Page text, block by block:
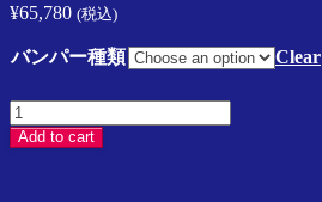
ス
フ
／
ラ
¥65,780 (税込)
バンパー種類 Clear
WRC
CUSTOM
カ
Add to cart